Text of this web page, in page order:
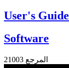
User's Guide
Software
المرجع 21003